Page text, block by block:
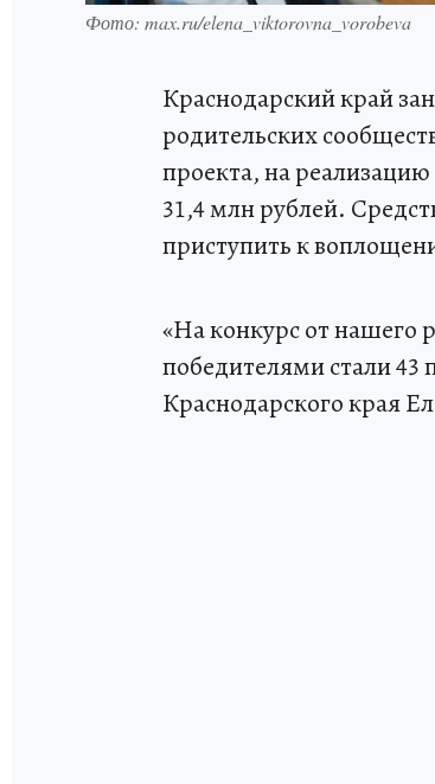
Фото: max.ru/elena_viktorovna_vorobeva
Краснодарский край
родительских
проекта, на
31,4 млн рублей.
приступить к
«На конкурс от нашего
победителями стали 43
Краснодарского края